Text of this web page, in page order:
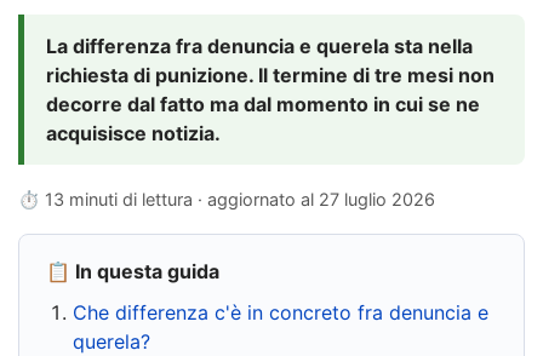
La differenza fra denuncia e querela sta nella
richiesta di punizione. Il termine di tre mesi non
decorre dal fatto ma dal momento in cui se ne
acquisisce notizia.
⏱ 13 minuti di lettura · aggiornato al 27 luglio 2026
📋 In questa guida
Che differenza c'è in concreto fra denuncia e
querela?